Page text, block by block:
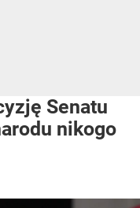
Senatu
nikogo